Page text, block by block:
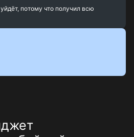
потому что получил всю